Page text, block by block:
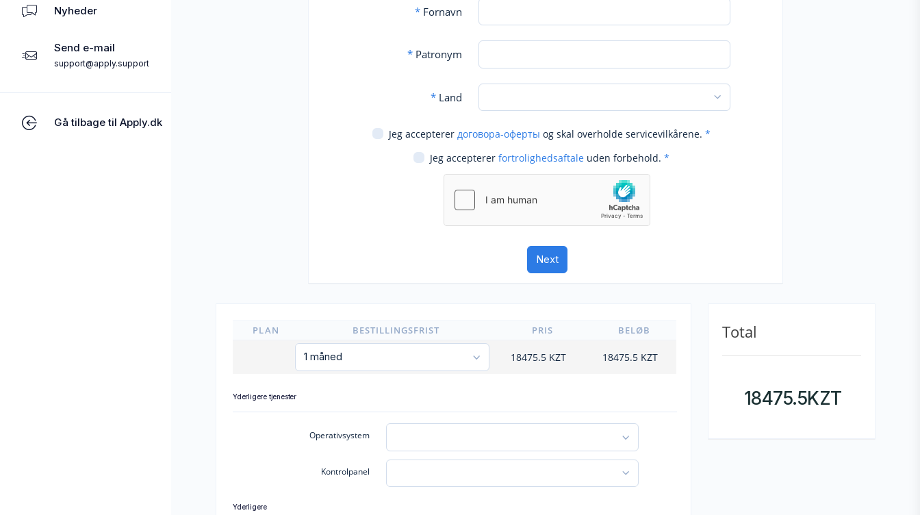
Nyheder
Send e-mail
support@apply.support
Gå tilbage til Apply.dk
*Fornavn
*Patronym
*Land
Jeg accepterer договора-оферты og skal overholde servicevilkårene. *
Jeg accepterer fortrolighedsaftale uden forbehold. *
PLAN BESTILLINGSFRIST PRIS BELØB
18475.5 KZT 18475.5 KZT
Yderligere tjenester
Operativsystem
Kontrolpanel
Yderligere
Total
18475.5KZT